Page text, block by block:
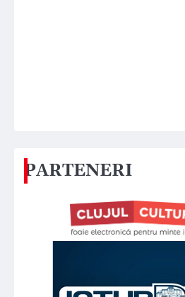
PARTENERI